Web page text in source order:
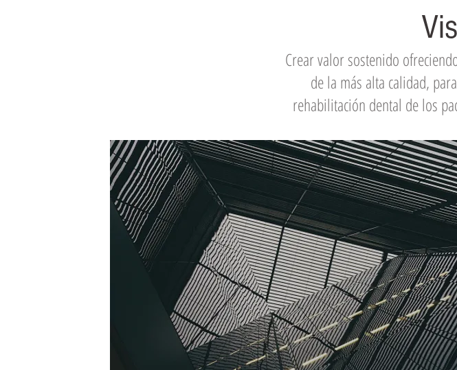
Crear valor sostenido
de la más alta calidad,
rehabilitación dental de los